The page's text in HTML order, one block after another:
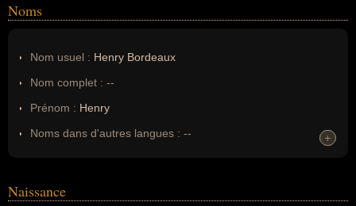
Noms
Nom usuel : Henry Bordeaux
Nom complet : --
Prénom : Henry
Noms dans d'autres langues : --
Nom de famille :Bordeaux
+
+
Naissance